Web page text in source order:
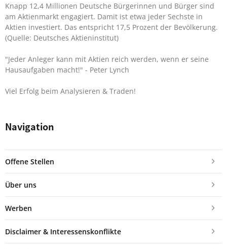
Knapp 12,4 Millionen Deutsche Bürgerinnen und Bürger sind
am Aktienmarkt engagiert. Damit ist etwa jeder Sechste in
Aktien investiert. Das entspricht 17,5 Prozent der Bevölkerung.
(Quelle: Deutsches Aktieninstitut)
"Jeder Anleger kann mit Aktien reich werden, wenn er seine
Hausaufgaben macht!" - Peter Lynch
Viel Erfolg beim Analysieren & Traden!
Navigation
Offene Stellen
Über uns
Werben
Disclaimer & Interessenskonflikte